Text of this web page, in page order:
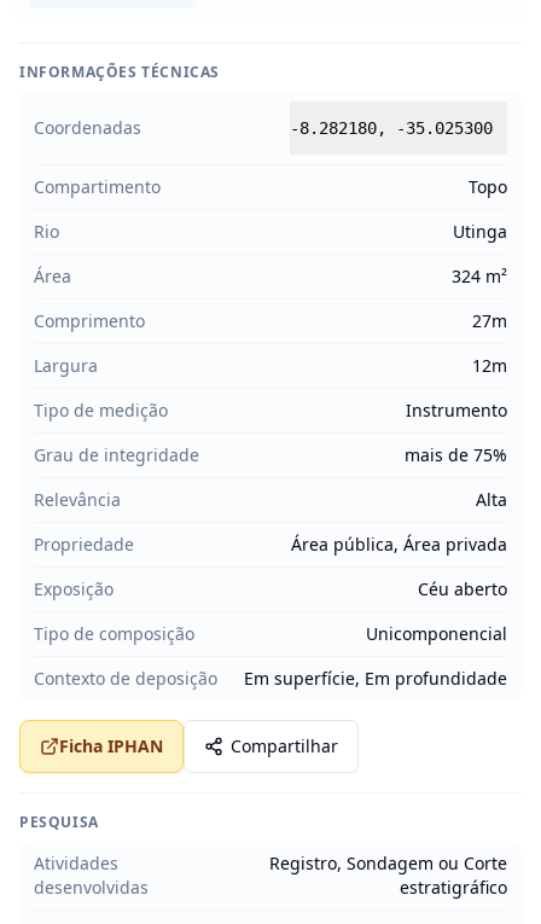
INFORMAÇÕES TÉCNICAS
Coordenadas -8.282180, -35.025300
Compartimento
Topo
Rio
Utinga
Área
324 m²
Comprimento
27m
Largura
12m
Tipo de medição
Instrumento
Grau de integridade
mais de 75%
Relevância
Alta
Propriedade
Área pública, Área privada
Exposição
Céu aberto
Tipo de composição
Unicomponencial
Contexto de deposição
Em superfície, Em profundidade
Ficha IPHAN Compartilhar
PESQUISA
Atividades
desenvolvidas
Registro, Sondagem ou Corte
estratigráfico